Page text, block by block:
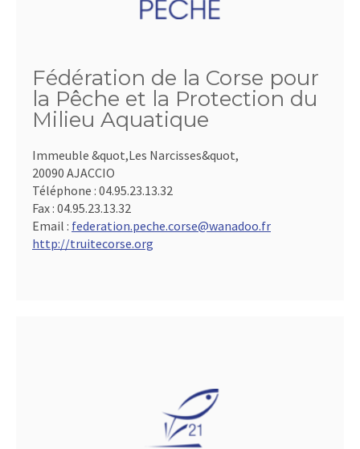
Fédération de la Corse pour
la Pêche et la Protection du
Milieu Aquatique
Immeuble &quot,Les Narcisses&quot,
20090 AJACCIO
Téléphone : 04.95.23.13.32
Fax : 04.95.23.13.32
Email : federation.peche.corse@wanadoo.fr
http://truitecorse.org